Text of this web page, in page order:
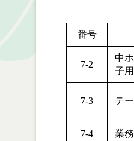
番号
7-2
中
子
7-3 テ
7-4 業